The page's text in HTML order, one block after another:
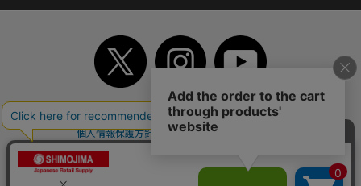
TOP 初めてご利用のお客様へ ご利用案内
ご利用規約
個人情報保護方針
特定商取引法
よくあるご質問
サイトマップ
WEBカタログ 英語版TOP